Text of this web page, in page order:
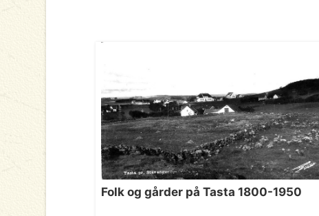
Folk og gårder på Tasta 1800-1950